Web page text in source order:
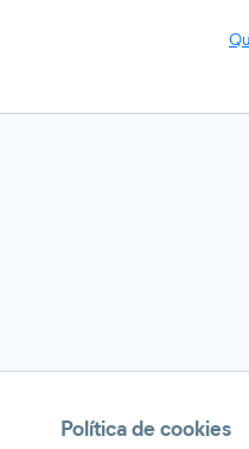
Política de cookies